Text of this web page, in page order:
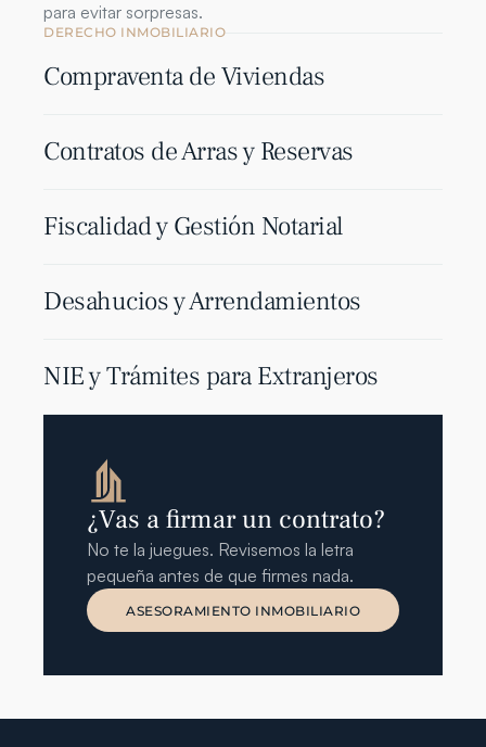
para evitar sorpresas.
DERECHO INMOBILIARIO
Compraventa de Viviendas
Contratos de Arras y Reservas
Fiscalidad y Gestión Notarial
Desahucios y Arrendamientos
NIE y Trámites para Extranjeros
¿Vas a firmar un contrato?
No te la juegues. Revisemos la letra
pequeña antes de que firmes nada.
ASESORAMIENTO INMOBILIARIO